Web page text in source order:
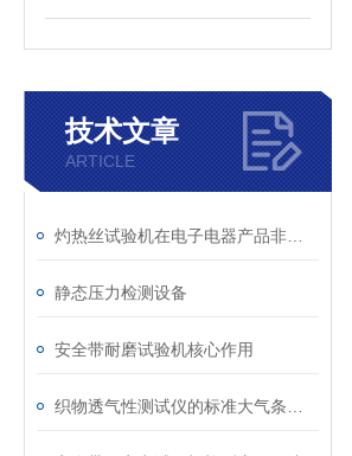
技术文章
ARTICLE
静态压力检测设备
安全带耐磨试验机核心作用